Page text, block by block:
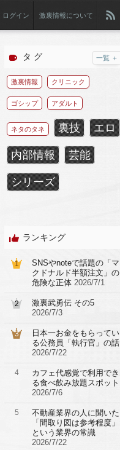
ログイン 激裏情報について
タ グ 一覧 ＋
激裏情報 クリニック
ゴシップ アダルト
ネタのタネ 裏技 エロ
内部情報 芸能
シリーズ
ランキング
1
SNSやnoteで話題の「マ
クドナルド半額注文」の
危険な正体 2026/7/1
2
激裏武勇伝 その5
2026/7/3
3
日本一お金をもらってい
る公務員「執行官」の話
2026/7/22
4
カフェ代感覚で利用でき
る食べ飲み放題スポット
2026/7/6
5
不動産業界の人に聞いた
「間取り図は参考程度」
という業界の常識
2026/7/22